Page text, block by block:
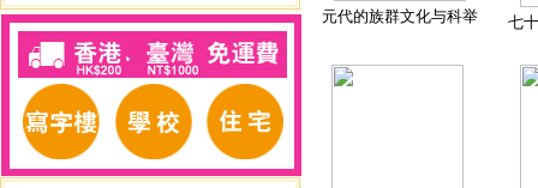
元代的族群文化与科举 七